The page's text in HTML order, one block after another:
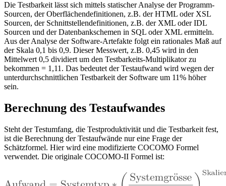
Die Testbarkeit lässt sich mittels statischer Analyse der Programm-
Sourcen, der Oberflächendefinitionen, z.B. der HTML oder XSL
Sourcen, der Schnittstellendefinitionen, z.B. der XML oder IDL
Sourcen und der Datenbankschemen in SQL oder XML ermitteln.
Aus der Analyse der Software-Artefakte folgt ein rationales Maß auf
der Skala 0,1 bis 0,9. Dieser Messwert, z.B. 0,45 wird in den
Mittelwert 0,5 dividiert um den Testbarkeits-Multiplikator zu
bekommen = 1,11. Das bedeutet der Testaufwand wird wegen der
unterdurchschnittlichen Testbarkeit der Software um 11% höher
sein.
Berechnung des Testaufwandes
Steht der Testumfang, die Testproduktivität und die Testbarkeit fest,
ist die Berechnung der Testaufwände nur eine Frage der
Schätzformel. Hier wird eine modifizierte COCOMO Formel
verwendet. Die originale COCOMO-II Formel ist: